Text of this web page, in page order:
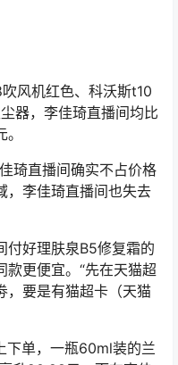
风机红色、科沃斯t10
器，李佳琦直播间均比
琦直播间确实不占价格
，李佳琦直播间也失去
付好理肤泉B5修复霜的
更便宜。“先在天猫超
，要是有猫超卡（天猫
下单，一瓶60ml装的兰